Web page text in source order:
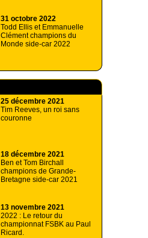
31 octobre 2022
Todd Ellis et Emmanuelle
Clément champions du
Monde side-car 2022
25 décembre 2021
Tim Reeves, un roi sans
couronne
18 décembre 2021
Ben et Tom Birchall
champions de Grande-
Bretagne side-car 2021
13 novembre 2021
2022 : Le retour du
championnat FSBK au Paul
Ricard.